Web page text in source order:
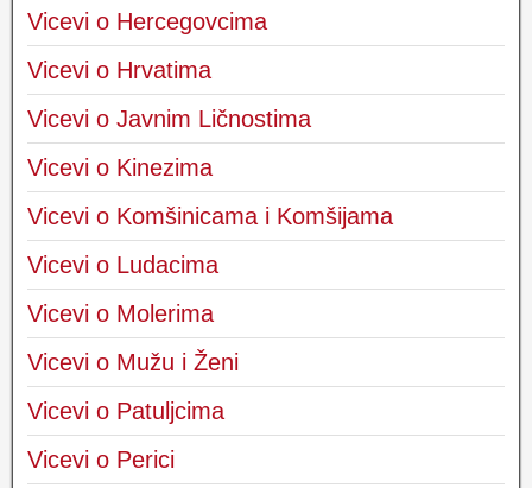
Vicevi o Hercegovcima
Vicevi o Hrvatima
Vicevi o Javnim Ličnostima
Vicevi o Kinezima
Vicevi o Komšinicama i Komšijama
Vicevi o Ludacima
Vicevi o Molerima
Vicevi o Mužu i Ženi
Vicevi o Patuljcima
Vicevi o Perici